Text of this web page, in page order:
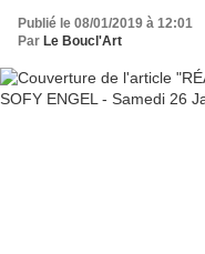
Publié le 08/01/2019 à 12:01
Par Le Boucl'Art